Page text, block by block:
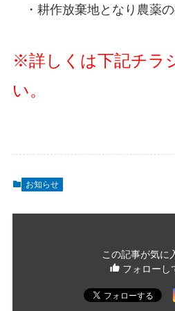
・耕作放棄地となり農薬
※詳しくは下記チラ
い。
お知らせ
この記事が気に
フォローし